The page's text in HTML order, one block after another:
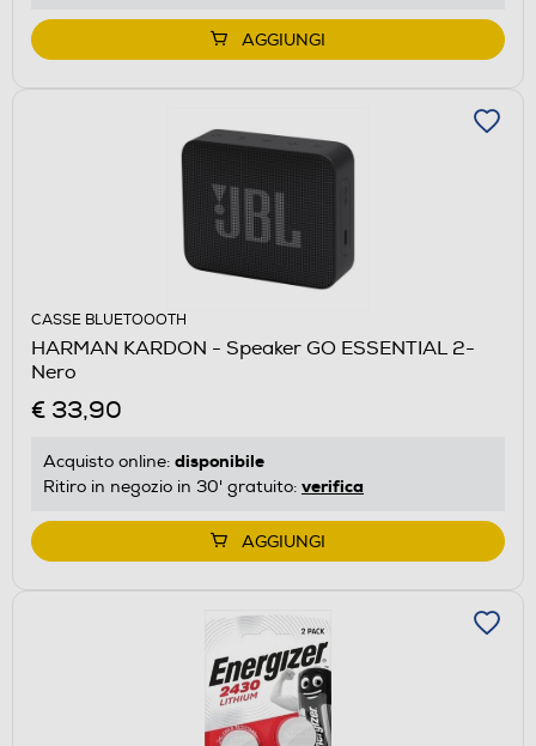
AGGIUNGI
CASSE BLUETOOOTH
HARMAN KARDON - Speaker GO ESSENTIAL 2-
Nero
€ 33,90
Acquisto online: disponibile
Ritiro in negozio in 30' gratuito: verifica
AGGIUNGI